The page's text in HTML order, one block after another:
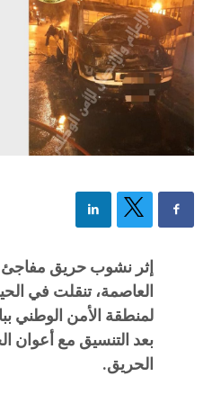
إثر نشوب حريق مفاجئ
العاصمة، تنقلت في
لمنطقة الأمن الوطني
بعد التنسيق مع أعوان
الحريق.